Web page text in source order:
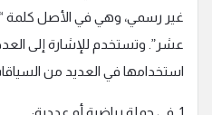
استخدامها في العديد من
1. في جملة رياضية أو عددية: